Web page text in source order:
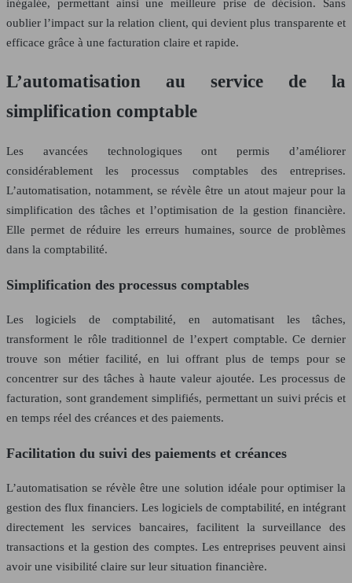
inégalée, permettant ainsi une meilleure prise de décision. Sans
oublier l’impact sur la relation client, qui devient plus transparente et
efficace grâce à une facturation claire et rapide.
L’automatisation au service de la
simplification comptable
Les avancées technologiques ont permis d’améliorer
considérablement les processus comptables des entreprises.
L’automatisation, notamment, se révèle être un atout majeur pour la
simplification des tâches et l’optimisation de la gestion financière.
Elle permet de réduire les erreurs humaines, source de problèmes
dans la comptabilité.
Simplification des processus comptables
Les logiciels de comptabilité, en automatisant les tâches,
transforment le rôle traditionnel de l’expert comptable. Ce dernier
trouve son métier facilité, en lui offrant plus de temps pour se
concentrer sur des tâches à haute valeur ajoutée. Les processus de
facturation, sont grandement simplifiés, permettant un suivi précis et
en temps réel des créances et des paiements.
Facilitation du suivi des paiements et créances
L’automatisation se révèle être une solution idéale pour optimiser la
gestion des flux financiers. Les logiciels de comptabilité, en intégrant
directement les services bancaires, facilitent la surveillance des
transactions et la gestion des comptes. Les entreprises peuvent ainsi
avoir une visibilité claire sur leur situation financière.